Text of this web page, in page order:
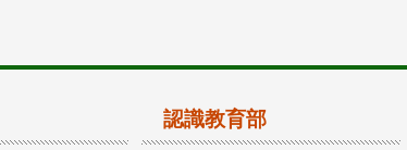
認識教育部